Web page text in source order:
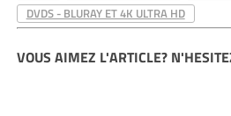
DVDS - BLURAY ET 4K ULTRA HD
VOUS AIMEZ L'ARTICLE?